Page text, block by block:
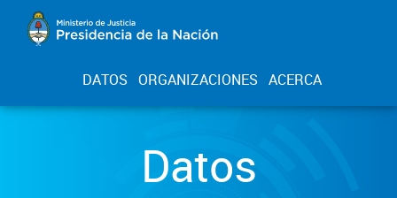
DATOS ORGANIZACIONES ACERCA
Datos